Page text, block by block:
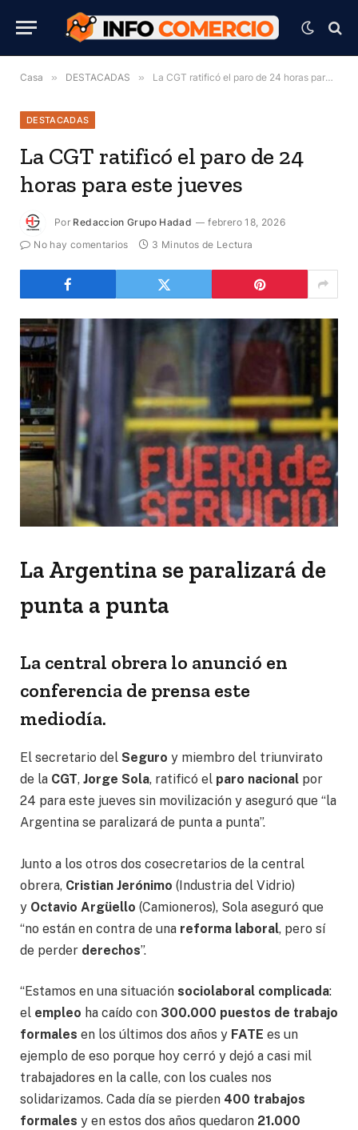
Casa » DESTACADAS » La CGT ratificó el paro de 24 horas para este jueves
DESTACADAS
La CGT ratificó el paro de 24
horas para este jueves
Por Redaccion Grupo Hadad
febrero 18, 2026
No hay comentarios
3 Minutos de Lectura
La Argentina se paralizará de
punta a punta
La central obrera lo anunció en
conferencia de prensa este
mediodía.
El secretario del Seguro y miembro del triunvirato
de la CGT, Jorge Sola, ratificó el paro nacional por
24 para este jueves sin movilización y aseguró que “la
Argentina se paralizará de punta a punta”.
Junto a los otros dos cosecretarios de la central
obrera, Cristian Jerónimo (Industria del Vidrio)
y Octavio Argüello (Camioneros), Sola aseguró que
“no están en contra de una reforma laboral, pero sí
de perder derechos”.
“Estamos en una situación sociolaboral complicada:
el empleo ha caído con 300.000 puestos de trabajo
formales en los últimos dos años y FATE es un
ejemplo de eso porque hoy cerró y dejó a casi mil
trabajadores en la calle, con los cuales nos
solidarizamos. Cada día se pierden 400 trabajos
formales y en estos dos años quedaron 21.000